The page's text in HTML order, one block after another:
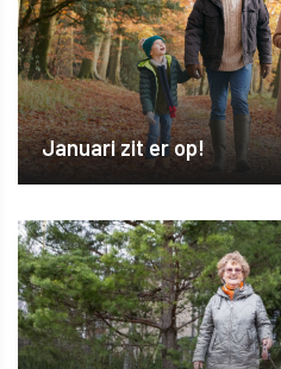
Januari zit er op!